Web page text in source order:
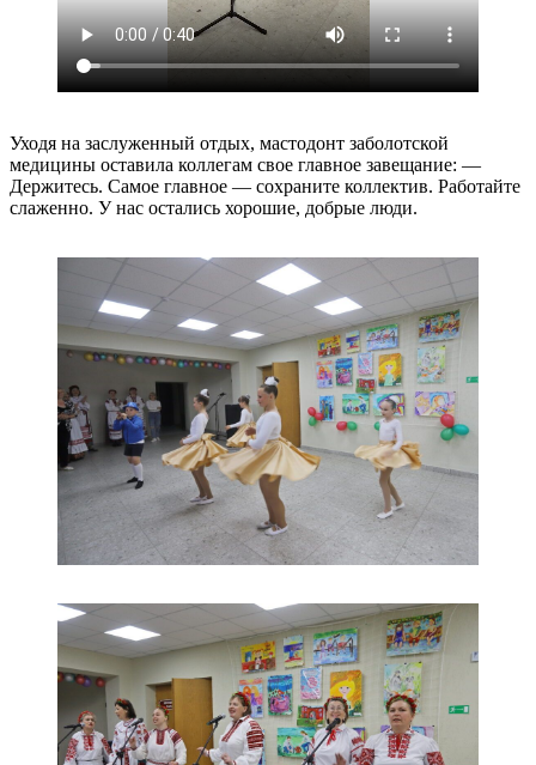
Уходя на заслуженный отдых, мастодонт заболотской
медицины оставила коллегам свое главное завещание: —
Держитесь. Самое главное — сохраните коллектив. Работайте
слаженно. У нас остались хорошие, добрые люди.